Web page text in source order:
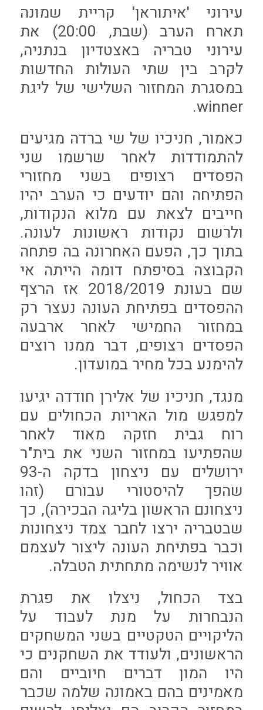
עירוני 'איתוראן' קריית שמונה
תארח הערב (שבת, 20:00) את
עירוני טבריה באצטדיון בנתניה,
לקרב בין שתי העולות החדשות
במסגרת המחזור השלישי של ליגת
winner.
כאמור, חניכיו של שי ברדה מגיעים
להתמודדות לאחר שרשמו שני
הפסדים רצופים בשני מחזורי
הפתיחה והם יודעים כי הערב יהיו
חייבים לצאת עם מלוא הנקודות,
ולרשום נקודות ראשונות לעונה.
בתוך כך, הפעם האחרונה בה פתחה
הקבוצה בסיפתח דומה הייתה אי
שם בעונת 2018/2019 אז הרצף
ההפסדים בפתיחת העונה נעצר רק
במחזור החמישי לאחר ארבעה
הפסדים רצופים, דבר ממנו רוצים
להימנע בכל מחיר במועדון.
מנגד, חניכיו של אלירן חודדה יגיעו
למפגש מול האריות הכחולים עם
רוח גבית חזקה מאוד לאחר
שהפתיעו במחזור השני את בית"ר
ירושלים עם ניצחון בדקה ה-93
שהפך להיסטורי עבורם (זהו
ניצחונם הראשון בליגה הבכירה), כך
שבטבריה ירצו לחבר צמד ניצחונות
וכבר בפתיחת העונה ליצור לעצמם
אוויר לנשימה מתחתית הטבלה.
בצד הכחול, ניצלו את פגרת
הנבחרות על מנת לעבוד על
הליקויים הטקטיים בשני המשחקים
הראשונים, ולעודד את השחקנים כי
היו המון דברים חיוביים והם
מאמינים בהם באמונה שלמה שכבר